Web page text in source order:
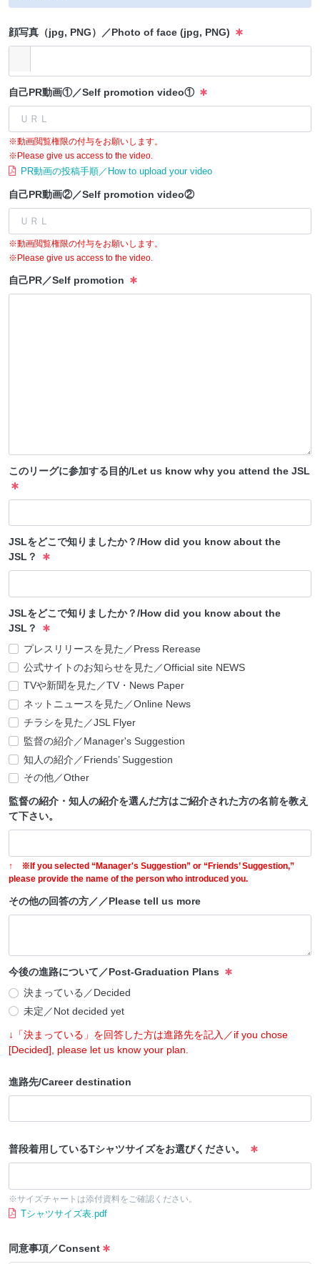
顔写真（jpg, PNG）／Photo of face (jpg, PNG)
自己PR動画①／Self promotion video①
※動画閲覧権限の付与をお願いします。
※Please give us access to the video.
PR動画の投稿手順／How to upload your video
自己PR動画②／Self promotion video②
※動画閲覧権限の付与をお願いします。
※Please give us access to the video.
自己PR／Self promotion
このリーグに参加する目的/Let us know why you attend the JSL
JSLをどこで知りましたか？/How did you know about the
JSL？
JSLをどこで知りましたか？/How did you know about the
JSL？
プレスリリースを見た／Press Rerease
公式サイトのお知らせを見た／Official site NEWS
TVや新聞を見た／TV・News Paper
ネットニュースを見た／Online News
チラシを見た／JSL Flyer
監督の紹介／Manager's Suggestion
知人の紹介／Friends’ Suggestion
その他／Other
監督の紹介・知人の紹介を選んだ方はご紹介された方の名前を教え
て下さい。
↑ ※If you selected “Manager's Suggestion” or “Friends’ Suggestion,”
please provide the name of the person who introduced you.
その他の回答の方／／Please tell us more
今後の進路について／Post-Graduation Plans
決まっている／Decided
未定／Not decided yet
↓「決まっている」を回答した方は進路先を記入／if you chose
[Decided], please let us know your plan.
進路先/Career destination
普段着用しているTシャツサイズをお選びください。
※サイズチャートは添付資料をご確認ください。
Tシャツサイズ表.pdf
同意事項／Consent